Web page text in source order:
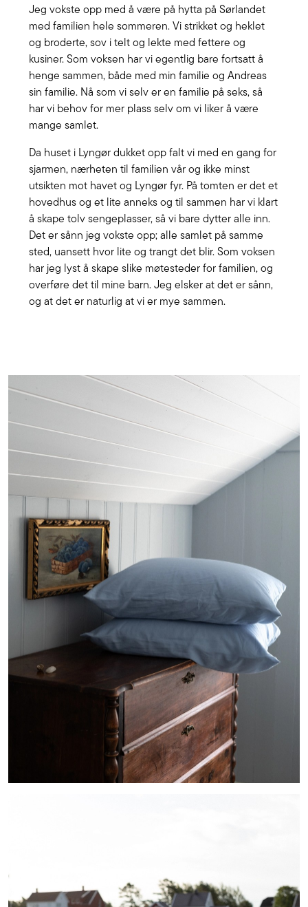
Jeg vokste opp med å være på hytta på Sørlandet
med familien hele sommeren. Vi strikket og heklet
og broderte, sov i telt og lekte med fettere og
kusiner. Som voksen har vi egentlig bare fortsatt å
henge sammen, både med min familie og Andreas
sin familie. Nå som vi selv er en familie på seks, så
har vi behov for mer plass selv om vi liker å være
mange samlet.
Da huset i Lyngør dukket opp falt vi med en gang for
sjarmen, nærheten til familien vår og ikke minst
utsikten mot havet og Lyngør fyr. På tomten er det et
hovedhus og et lite anneks og til sammen har vi klart
å skape tolv sengeplasser, så vi bare dytter alle inn.
Det er sånn jeg vokste opp; alle samlet på samme
sted, uansett hvor lite og trangt det blir. Som voksen
har jeg lyst å skape slike møtesteder for familien, og
overføre det til mine barn. Jeg elsker at det er sånn,
og at det er naturlig at vi er mye sammen.